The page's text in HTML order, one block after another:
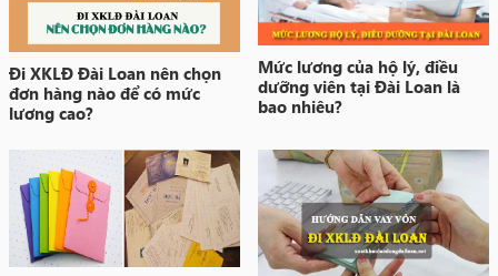
Đi XKLĐ Đài Loan nên chọn
đơn hàng nào để có mức
lương cao?
Mức lương của hộ lý, điều
dưỡng viên tại Đài Loan là
bao nhiêu?